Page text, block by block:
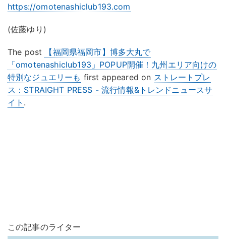
https://omotenashiclub193.com
(佐藤ゆり)
The post
【福岡県福岡市】博多大丸で
「omotenashiclub193」POPUP開催！九州エリア向けの
特別なジュエリーも first appeared on ストレートプレ
ス：STRAIGHT PRESS - 流行情報&トレンドニュースサ
イト .
この記事のライター